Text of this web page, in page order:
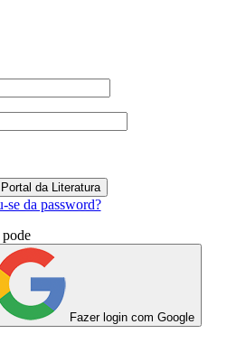
se da password?
Fazer login com Google